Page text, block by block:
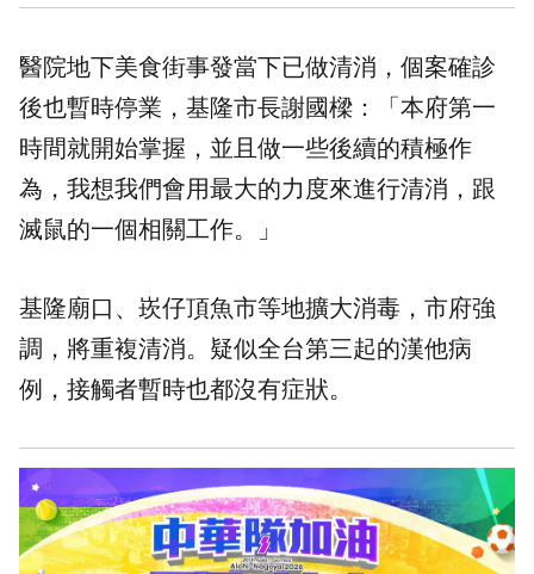
醫院地下美食街事發當下已做清消，個案確診
後也暫時停業，基隆市長謝國樑：「本府第一
時間就開始掌握，並且做一些後續的積極作
為，我想我們會用最大的力度來進行清消，跟
滅鼠的一個相關工作。」
基隆廟口、崁仔頂魚市等地擴大消毒，市府強
調，將重複清消。疑似全台第三起的漢他病
例，接觸者暫時也都沒有症狀。